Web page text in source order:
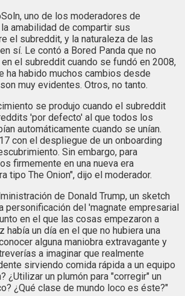
uno de los moderadores de
amabilidad de compartir sus
el subreddit, y la naturaleza de las
sí. Le contó a Bored Panda que no
el subreddit cuando se fundó en 2008,
ha habido muchos cambios desde
muy evidentes. Otros, no tanto.
se produjo cuando el subreddit
'por defecto' al que todos los
automáticamente cuando se unían.
con el despliegue de un onboarding
Sin embargo, para
firmemente en una nueva era
tipo The Onion", dijo el moderador.
de Donald Trump, un sketch
personificación del 'magnate empresarial
en el que las cosas empezaron a
había un día en el que no hubiera una
alguna maniobra extravagante y
a imaginar que realmente
sirviendo comida rápida a un equipo
¿Utilizar un plumón para "corregir" un
¿Qué clase de mundo loco es éste?"